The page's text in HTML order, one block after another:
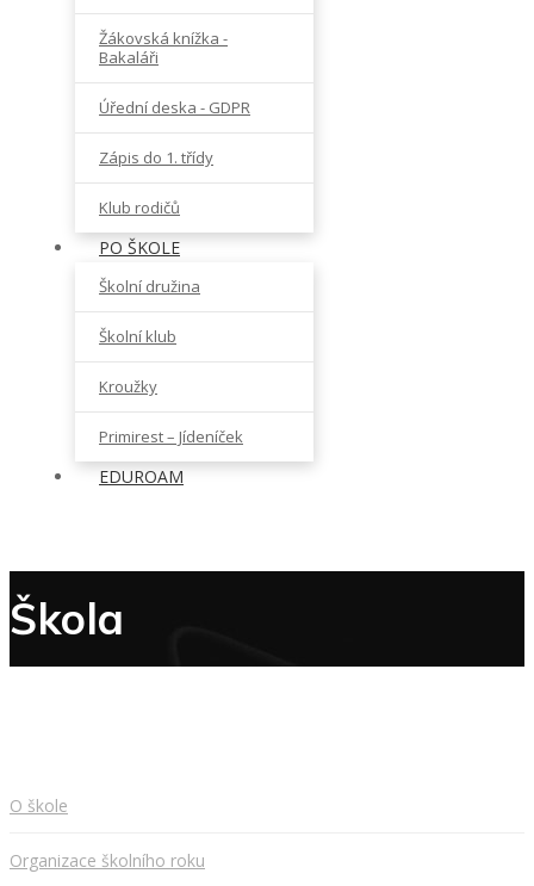
Žákovská knížka -
Bakaláři
Úřední deska - GDPR
Zápis do 1. třídy
Klub rodičů
PO ŠKOLE
Školní družina
Školní klub
Kroužky
Primirest – Jídeníček
EDUROAM
Škola
O škole
Organizace školního roku